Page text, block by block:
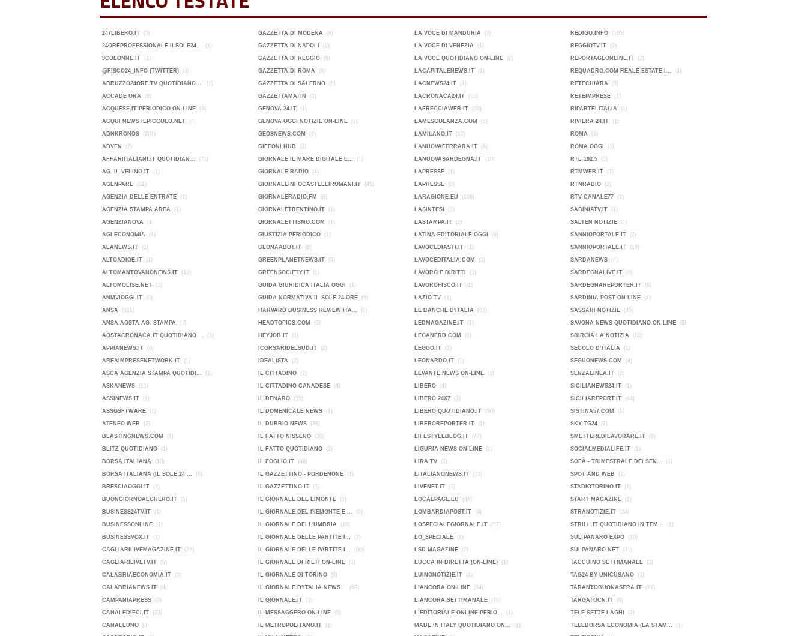
247LIBERO.IT (5)
24OREPROFESSIONALE.ILSOLE24... (1)
9COLONNE.IT (1)
@FISCO24_INFO (TWITTER) (1)
ABRUZZO24ORE.TV QUOTIDIANO ... (1)
ACCADE ORA (3)
ACQUESE.IT PERIODICO ON-LINE (5)
ACQUI NEWS ILPICCOLO.NET (4)
ADNKRONOS (207)
ADVFN (2)
AFFARIITALIANI.IT QUOTIDIAN... (71)
AG. IL VELINO.IT (1)
AGENPARL (31)
AGENZIA DELLE ENTRATE (1)
AGENZIA STAMPA AREA (1)
AGENZIANOVA (1)
AGI ECONOMIA (1)
ALANEWS.IT (1)
ALTOADIGE.IT (1)
ALTOMANTOVANONEWS.IT (12)
ALTOMOLISE.NET (1)
ANMVIOGGI.IT (0)
ANSA (311)
ANSA AOSTA AG. STAMPA (1)
AOSTACRONACA.IT QUOTIDIANO ... (2)
APPIANEWS.IT (8)
AREAIMPRESENETWORK.IT (1)
ASCA AGENZIA STAMPA QUOTIDI... (1)
ASKANEWS (11)
ASSINEWS.IT (1)
ASSOSFTWARE (1)
ATENEO WEB (2)
BLASTINGNEWS.COM (1)
BLITZ QUOTIDIANO (1)
BORSA ITALIANA (10)
BORSA ITALIANA (IL SOLE 24 ... (6)
BRESCIAOGGI.IT (2)
BUONGIORNOALGHERO.IT (1)
BUSINESS24TV.IT (1)
BUSINESSONLINE (1)
BUSINESSVOX.IT (1)
CAGLIARILIVEMAGAZINE.IT (23)
CAGLIARILIVETV.IT (5)
CALABRIAECONOMIA.IT (3)
CALABRIANEWS.IT (4)
CAMPANIAPRESS (3)
CANALEDIECI.IT (23)
CANALEUNO (3)
GAZZETTA DI MODENA (8)
GAZZETTA DI NAPOLI (2)
GAZZETTA DI REGGIO (8)
GAZZETTA DI ROMA (6)
GAZZETTA DI SALERNO (8)
GAZZETTAMATIN (1)
GENOVA 24.IT (1)
GENOVA OGGI NOTIZIE ON-LINE (2)
GEOSNEWS.COM (4)
GIFFONI HUB (2)
GIORNALE IL MARE DIGITALE L... (1)
GIORNALE RADIO (4)
GIORNALEINFOCASTELLIROMANI.IT (45)
GIORNALERADIO.FM (6)
GIORNALETRENTINO.IT (1)
GIORNALETTISMO.COM (1)
GIUSTIZIA PERIODICO (1)
GLONAABOT.IT (6)
GREENPLANETNEWS.IT (5)
GREENSOCIETY.IT (1)
GUIDA GIURIDICA ITALIA OGGI (1)
GUIDA NORMATIVA IL SOLE 24 ORE (5)
HARVARD BUSINESS REVIEW ITA... (1)
HEADTOPICS.COM (3)
HEYJOB.IT (1)
ICORSARIDELSUD.IT (2)
IDEALISTA (2)
IL CITTADINO (2)
IL CITTADINO CANADESE (4)
IL DENARO (35)
IL DOMENICALE NEWS (1)
IL DUBBIO.NEWS (36)
IL FATTO NISSENO (38)
IL FATTO QUOTIDIANO (2)
IL FOGLIO.IT (48)
IL GAZZETTINO - PORDENONE (1)
IL GAZZETTINO.IT (3)
IL GIORNALE DEL LIMONTE (1)
IL GIORNALE DEL PIEMONTE E ... (5)
IL GIORNALE DELL'UMBRIA (10)
IL GIORNALE DELLE PARTITE I... (2)
IL GIORNALE DELLE PARTITE I... (60)
IL GIORNALE DI RIETI ON-LINE (1)
IL GIORNALE DI TORINO (5)
IL GIORNALE D’ITALIA NEWS... (68)
IL GIORNALE.IT (3)
IL MESSAGGERO ON-LINE (5)
IL METROPOLITANO.IT (1)
LA VOCE DI MANDURIA (2)
LA VOCE DI VENEZIA (1)
LA VOCE QUOTIDIANO ON-LINE (2)
LACAPITALENEWS.IT (1)
LACNEWS24.IT (1)
LACRONACA24.IT (55)
LAFRECCIAWEB.IT (39)
LAMESCOLANZA.COM (3)
LAMILANO.IT (10)
LANUOVAFERRARA.IT (8)
LANUOVASARDEGNA.IT (10)
LAPRESSE (1)
LAPRESSE (0)
LARAGIONE.EU (108)
LASINTESI (3)
LASTAMPA.IT (2)
LATINA EDITORIALE OGGI (9)
LAVOCEDIASTI.IT (1)
LAVOCEDITALIA.COM (1)
LAVORO E DIRITTI (1)
LAVOROFISCO.IT (1)
LAZIO TV (1)
LE BANCHE D'ITALIA (67)
LEDMAGAZINE.IT (1)
LEGANERD.COM (1)
LEGGO.IT (2)
LEONARDO.IT (1)
LEVANTE NEWS ON-LINE (1)
LIBERO (4)
LIBERO 24X7 (3)
LIBERO QUOTIDIANO.IT (90)
LIBEROREPORTER.IT (1)
LIFESTYLEBLOG.IT (47)
LIGURIA NEWS ON-LINE (1)
LIRA TV (1)
LITALIANONEWS.IT (13)
LIVENET.IT (7)
LOCALPAGE.EU (46)
LOMBARDIAPOST.IT (4)
LOSPECIALEGIORNALE.IT (57)
LO_SPECIALE (2)
LSD MAGAZINE (2)
LUCCA IN DIRETTA (ON-LINE) (1)
LUINONOTIZIE.IT (1)
L’ANCORA ON-LINE (64)
L’ANCORA SETTIMANALE (76)
L’EDITORIALE ONLINE PERIO... (1)
MADE IN ITALY QUOTIDIANO ON... (1)
REDIGO.INFO (105)
REGGIOTV.IT (2)
REPORTAGEONLINE.IT (2)
REQUADRO.COM REALE ESTATE I... (1)
RETECHIARA (5)
RETEIMPRESE (1)
RIPARTELITALIA (1)
RIVIERA 24.IT (1)
ROMA (1)
ROMA OGGI (1)
RTL 102.5 (5)
RTMWEB.IT (7)
RTNRADIO (2)
RTV CANALE77 (1)
SABINIATV.IT (1)
SALTEN NOTIZIE (1)
SANNIOPORTALE.IT (2)
SANNIOPORTALE.IT (18)
SARDANEWS (4)
SARDEGNALIVE.IT (8)
SARDEGNAREPORTER.IT (6)
SARDINIA POST ON-LINE (4)
SASSARI NOTIZIE (45)
SAVONA NEWS QUOTIDIANO ON-LINE (3)
SBIRCIA LA NOTIZIA (62)
SECOLO D‘ITALIA (1)
SEGUONEWS.COM (4)
SENZALINEA.IT (2)
SICILIANEWS24.IT (1)
SICILIAREPORT.IT (44)
SISTINA57.COM (1)
SKY TG24 (2)
SMETTEREDILAVORARE.IT (9)
SOCIALMEDIALIFE.IT (1)
SOFÀ - TRIMESTRALE DEI SEN... (1)
SPOT AND WEB (1)
STADIOTORINO.IT (1)
START MAGAZINE (1)
STRANOTIZIE.IT (24)
STRILL.IT QUOTIDIANO IN TEM... (1)
SUL PANARO EXPO (10)
SULPANARO.NET (31)
TACCUINO SETTIMANALE (1)
TAG24 BY UNICUSANO (1)
TARANTOBUONASERA.IT (21)
TARGATOCN.IT (0)
TELE SETTE LAGHI (2)
TELEBORSA ECONOMIA (LA STAM... (1)